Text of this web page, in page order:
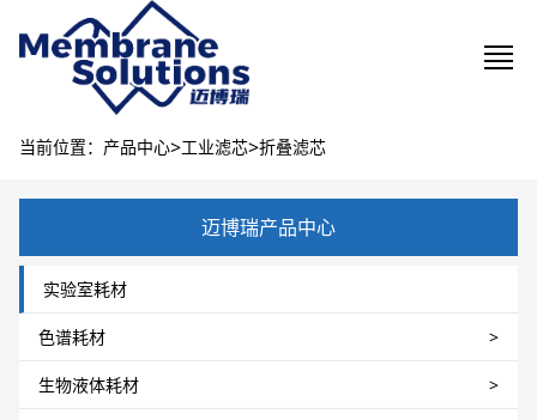
当前位置：产品中心>工业滤芯>折叠滤芯
迈博瑞产品中心
实验室耗材
色谱耗材 >
生物液体耗材 >